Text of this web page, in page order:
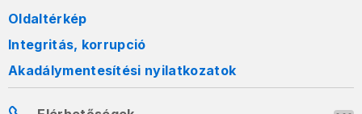
Oldaltérkép
Integritás, korrupció
Akadálymentesítési nyilatkozatok